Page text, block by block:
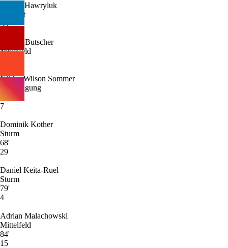
Lucien Hawryluk
Torwart
35
Florian Butscher
Mittelfeld
Niklas-Wilson Sommer
Verteidigung
68'
7
Dominik Kother
Sturm
68'
29
Daniel Keita-Ruel
Sturm
79'
4
Adrian Malachowski
Mittelfeld
84'
15